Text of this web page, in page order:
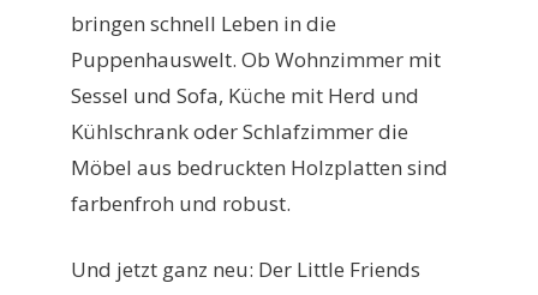
bringen schnell Leben in die
Puppenhauswelt. Ob Wohnzimmer mit
Sessel und Sofa, Küche mit Herd und
Kühlschrank oder Schlafzimmer die
Möbel aus bedruckten Holzplatten sind
farbenfroh und robust.
Und jetzt ganz neu: Der Little Friends